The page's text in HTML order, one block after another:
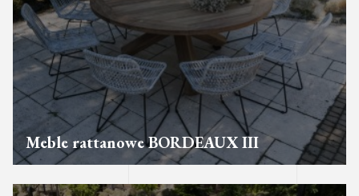
Meble rattanowe BORDEAUX III